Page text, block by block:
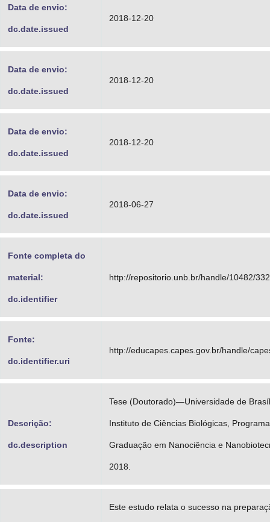
Data de envio:
dc.date.issued
2018-12-20
Data de envio:
dc.date.issued
2018-12-20
Data de envio:
dc.date.issued
2018-12-20
Data de envio:
dc.date.issued
2018-06-27
Fonte completa do
material:
dc.identifier
http://repositorio.unb.br/handle/10482/
Fonte:
dc.identifier.uri
http://educapes.capes.gov.br/handle/
Descrição:
dc.description
Tese (Doutorado)—Universidade de
Instituto de Ciências Biológicas,
Graduação em Nanociência e
2018.
Este estudo relata o sucesso na